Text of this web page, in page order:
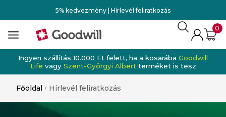
5% kedvezmény | Hírlevél feliratkozás
0
Ingyen szállítás 10.000 Ft felett, ha a kosarába Goodwill
Life vagy Szent-Györgyi Albert terméket is tesz
Főoldal / Hírlevél feliratkozás